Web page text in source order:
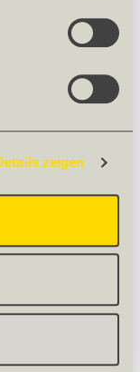
zeigen
ganztags
Abholungen
7 8
15 16